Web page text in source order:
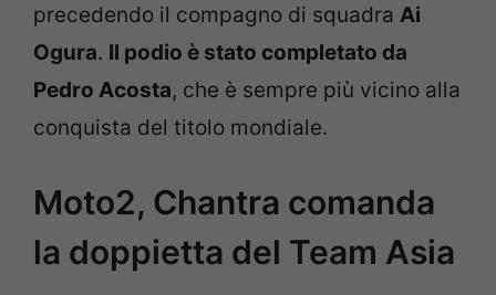
precedendo il compagno di squadra Ai
Ogura. Il podio è stato completato da
Pedro Acosta, che è sempre più vicino alla
conquista del titolo mondiale.
Moto2, Chantra comanda
la doppietta del Team Asia